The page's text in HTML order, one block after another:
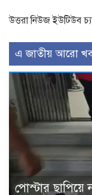
উত্তরা নিউজ ইউটিউব
এ জাতীয় আরো
পোস্টার ছাপিয়ে